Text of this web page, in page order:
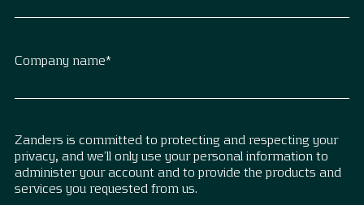
Company name*
Zanders is committed to protecting and respecting your
privacy, and we’ll only use your personal information to
administer your account and to provide the products and
services you requested from us.